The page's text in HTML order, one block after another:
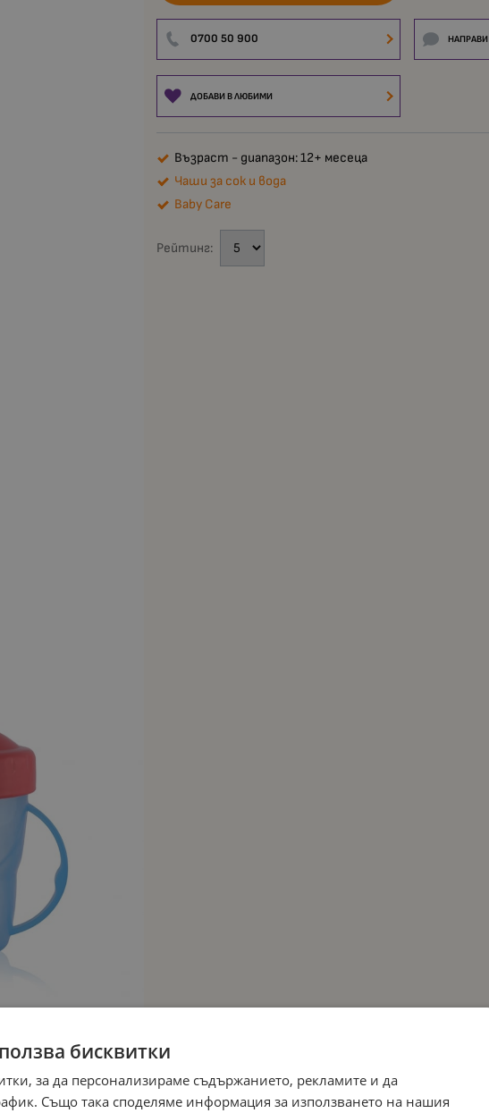
0700 50 900
ДОБАВИ В ЛЮБИМИ
Възраст - диапазон: 12+ месеца
Чаши за сок и вода
Baby Care
Рейтинг:
бисквитки
за да персонализираме съдържанието, рекламите и да
Също така споделяме информация за използването на нашия